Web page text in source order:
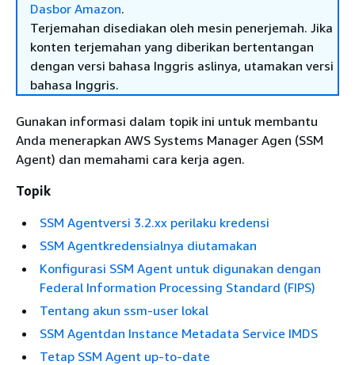
Dasbor Amazon.
Terjemahan disediakan oleh mesin penerjemah. Jika
konten terjemahan yang diberikan bertentangan
dengan versi bahasa Inggris aslinya, utamakan versi
bahasa Inggris.
Gunakan informasi dalam topik ini untuk membantu
Anda menerapkan AWS Systems Manager Agen (SSM
Agent) dan memahami cara kerja agen.
Topik
SSM Agentversi 3.2.xx perilaku kredensi
SSM Agentkredensialnya diutamakan
Konfigurasi SSM Agent untuk digunakan dengan
Federal Information Processing Standard (FIPS)
Tentang akun ssm-user lokal
SSM Agentdan Instance Metadata Service IMDS
Tetap SSM Agent up-to-date